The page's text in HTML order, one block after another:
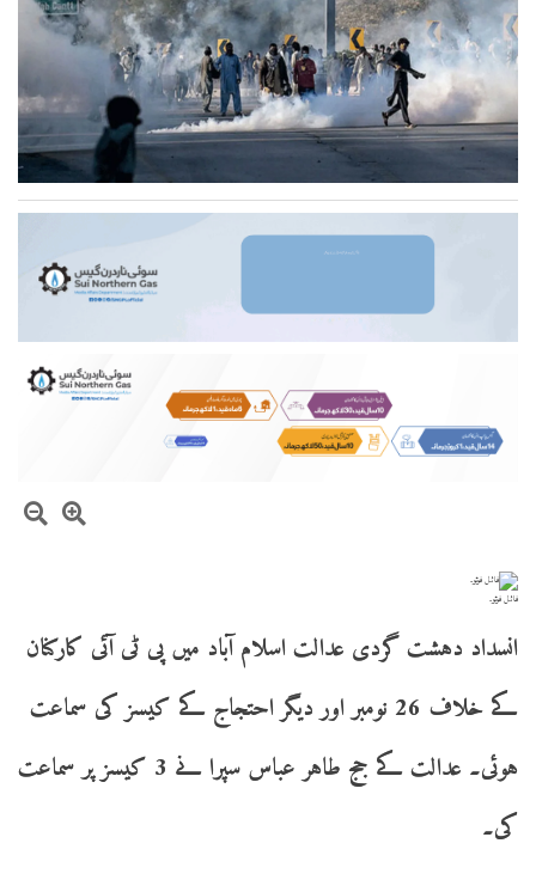
فائل فوٹو۔
انسداد دہشت گردی عدالت اسلام آباد میں پی ٹی آئی کارکنان
کے خلاف 26 نومبر اور دیگر احتجاج کے کیسز کی سماعت
ہوئی۔ عدالت کے جج طاہر عباس سپرا نے 3 کیسز پر سماعت
کی۔